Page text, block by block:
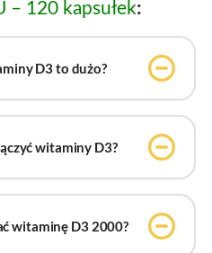
120 kapsułek:
D3 to dużo?
witaminy D3?
witaminę D3 2000?